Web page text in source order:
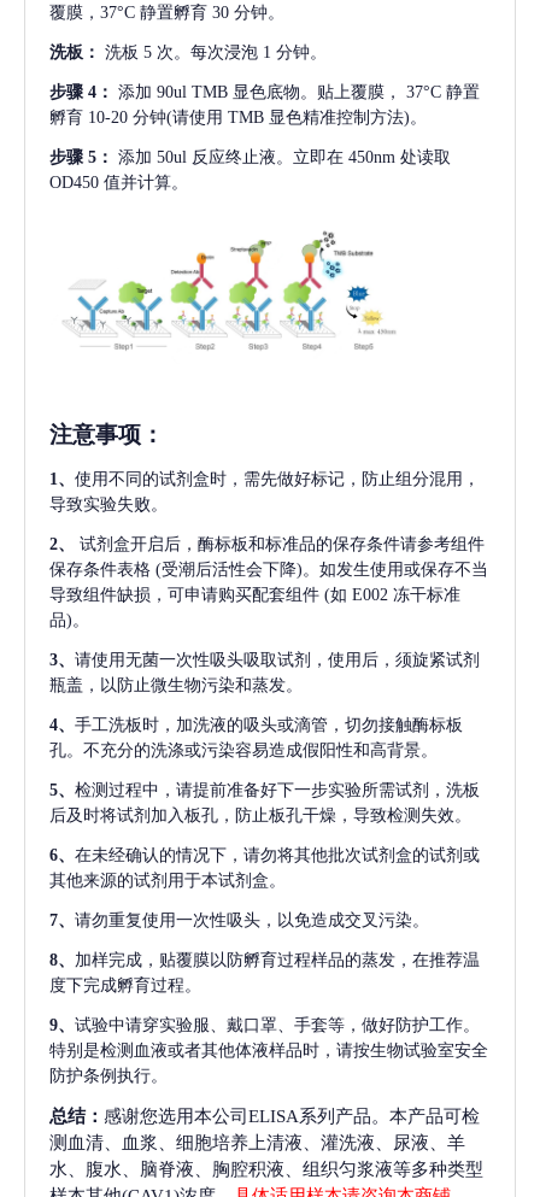
覆膜，37°C 静置孵育 30 分钟。
洗板： 洗板 5 次。每次浸泡 1 分钟。
步骤 4： 添加 90ul TMB 显色底物。贴上覆膜， 37°C 静置
孵育 10-20 分钟(请使用 TMB 显色精准控制方法)。
步骤 5： 添加 50ul 反应终止液。立即在 450nm 处读取
OD450 值并计算。
注意事项 ：
1、 使用不同的试剂盒时，需先做好标记，防止组分混用，
导致实验失败。
2、
试剂盒开启后，酶标板和标准品的保存条件请参考组件
保存条件表格 (受潮后活性会下降)。如发生使用或保存不当
导致组件缺损，可申请购买配套组件 (如 E002 冻干标准
品)。
3、 请使用无菌一次性吸头吸取试剂，使用后，须旋紧试剂
瓶盖，以防止微生物污染和蒸发。
4、 手工洗板时，加洗液的吸头或滴管，切勿接触酶标板
孔。不充分的洗涤或污染容易造成假阳性和高背景。
5、 检测过程中，请提前准备好下一步实验所需试剂，洗板
后及时将试剂加入板孔，防止板孔干燥，导致检测失效。
6、 在未经确认的情况下，请勿将其他批次试剂盒的试剂或
其他来源的试剂用于本试剂盒。
7、 请勿重复使用一次性吸头，以免造成交叉污染。
8、 加样完成，贴覆膜以防孵育过程样品的蒸发，在推荐温
度下完成孵育过程。
9、 试验中请穿实验服、戴口罩、手套等，做好防护工作。
特别是检测血液或者其他体液样品时，请按生物试验室安全
防护条例执行。
总结： 感谢您选用本公司ELISA系列产品。本产品可检
测血清、血浆、细胞培养上清液、灌洗液、尿液、羊
水、腹水、脑脊液、胸腔积液、组织匀浆液等多种类型